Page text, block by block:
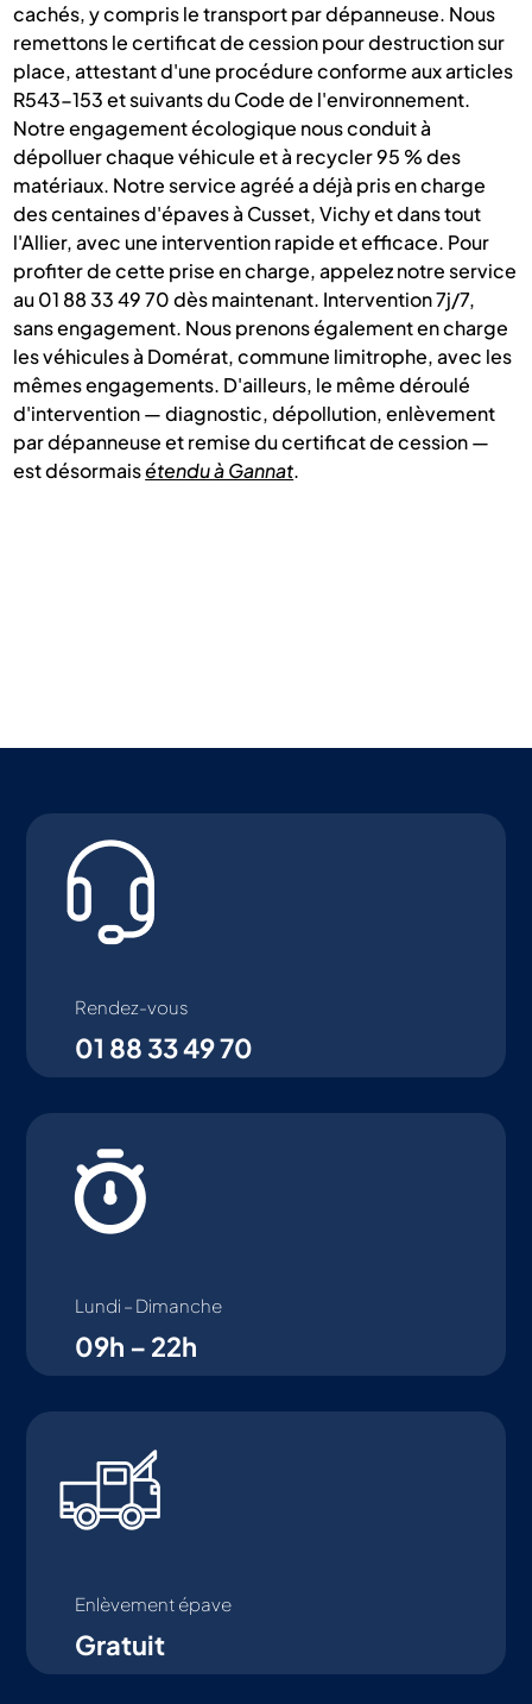
cachés, y compris le transport par dépanneuse. Nous
remettons le certificat de cession pour destruction sur
place, attestant d'une procédure conforme aux articles
R543-153 et suivants du Code de l'environnement.
Notre engagement écologique nous conduit à
dépolluer chaque véhicule et à recycler 95 % des
matériaux. Notre service agréé a déjà pris en charge
des centaines d'épaves à Cusset, Vichy et dans tout
l'Allier, avec une intervention rapide et efficace. Pour
profiter de cette prise en charge, appelez notre service
au 01 88 33 49 70 dès maintenant. Intervention 7j/7,
sans engagement. Nous prenons également en charge
les véhicules à Domérat, commune limitrophe, avec les
mêmes engagements. D'ailleurs, le même déroulé
d'intervention — diagnostic, dépollution, enlèvement
par dépanneuse et remise du certificat de cession —
est désormaisétendu à Gannat.
Rendez-vous
01 88 33 49 70
Lundi – Dimanche
09h – 22h
Enlèvement épave
Gratuit